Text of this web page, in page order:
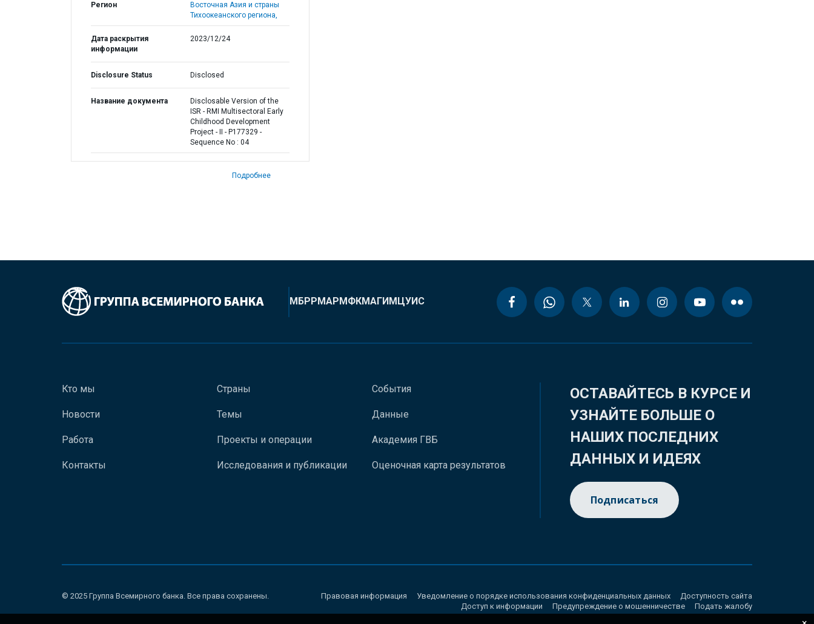
Регион
Восточная Азия и страны
Тихоокеанского региона,
Дата раскрытия
информации
2023/12/24
Disclosure Status Disclosed
Название документа
Disclosable Version of the
ISR - RMI Multisectoral Early
Childhood Development
Project - II - P177329 -
Sequence No : 04
Подробнее
МБРРМАРМФКМАГИМЦУИС
Кто мы
Новости
Работа
Контакты
Страны
Темы
Проекты и операции
Исследования и публикации
События
Данные
Академия ГВБ
Оценочная карта результатов
ОСТАВАЙТЕСЬ В КУРСЕ И
УЗНАЙТЕ БОЛЬШЕ О
НАШИХ ПОСЛЕДНИХ
ДАННЫХ И ИДЕЯХ
Подписаться
© 2025 Группа Всемирного банка. Все права сохранены. Правовая информация Уведомление о порядке использования конфиденциальных данных
Доступность сайта
Доступ к информации
Предупреждение о мошенничестве Подать жалобу